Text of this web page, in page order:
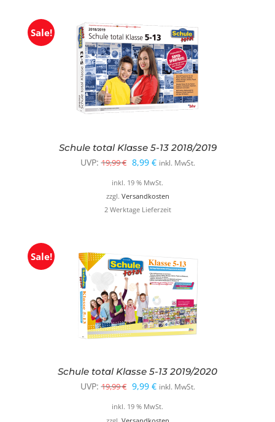
Sale!
Schule total Klasse 5-13 2018/2019
UVP: 19,99€ Ursprünglicher
Preis
war:
19,99 €
8,99 €Aktueller
Preis
ist:
8,99 €.
inkl. MwSt.
inkl. 19 % MwSt.
zzgl. Versandkosten
2 Werktage Lieferzeit
Sale!
Schule total Klasse 5-13 2019/2020
UVP: 19,99€ Ursprünglicher
Preis
9,99 €Aktueller
Preis
inkl. MwSt.
inkl. 19 % MwSt.